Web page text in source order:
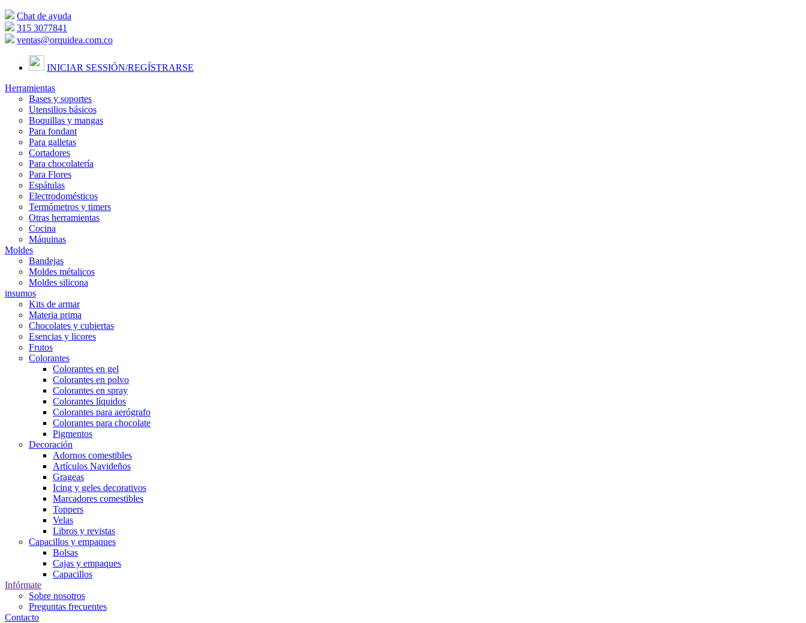
Chat de ayuda
315 3077841
ventas@orquidea.com.co
INICIAR SESSIÓN/REGÍSTRARSE
Herramientas
Bases y soportes
Utensilios básicos
Boquillas y mangas
Para fondant
Para galletas
Cortadores
Para chocolatería
Para Flores
Espátulas
Electrodomésticos
Termómetros y timers
Otras herramientas
Cocina
Máquinas
Moldes
Bandejas
Moldes métalicos
Moldes silicona
insumos
Kits de armar
Materia prima
Chocolates y cubiertas
Esencias y licores
Frutos
Colorantes
Colorantes en gel
Colorantes en polvo
Colorantes en spray
Colorantes líquidos
Colorantes para aerógrafo
Colorantes para chocolate
Pigmentos
Decoración
Adornos comestibles
Artículos Navideños
Grageas
Icing y geles decorativos
Marcadores comestibles
Toppers
Velas
Libros y revistas
Capacillos y empaques
Bolsas
Cajas y empaques
Capacillos
Infórmate
Sobre nosotros
Preguntas frecuentes
Contacto